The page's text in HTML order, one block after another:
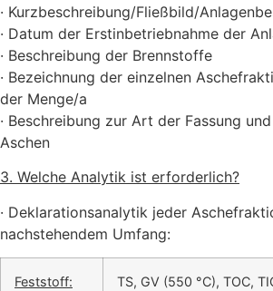
· Kurzbeschreibung/Fließbild/
· Datum der Erstinbetriebnahme der
· Beschreibung der Brennstoffe
· Bezeichnung der einzelnen
der Menge/a
· Beschreibung zur Art der Fassung
Aschen
3. Welche Analytik ist erforderlich?
· Deklarationsanalytik jeder
nachstehendem Umfang:
Feststoff:
TS, GV (550 °C), TOC,